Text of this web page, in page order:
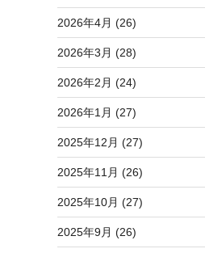
2026年4月 (26)
2026年3月 (28)
2026年2月 (24)
2026年1月 (27)
2025年12月 (27)
2025年11月 (26)
2025年10月 (27)
2025年9月 (26)